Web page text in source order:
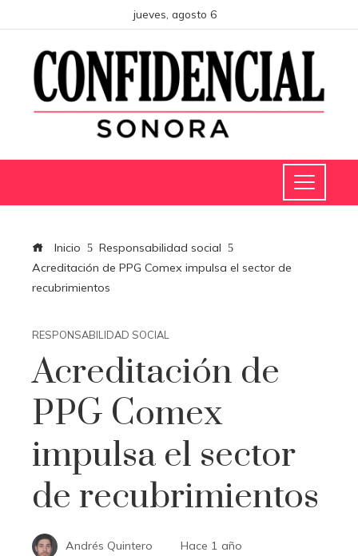
jueves, agosto 6
Inicio
Responsabilidad social
Acreditación de PPG Comex impulsa el sector de
recubrimientos
RESPONSABILIDAD SOCIAL
Acreditación de
PPG Comex
impulsa el sector
de recubrimientos
Andrés Quintero Hace 1 año